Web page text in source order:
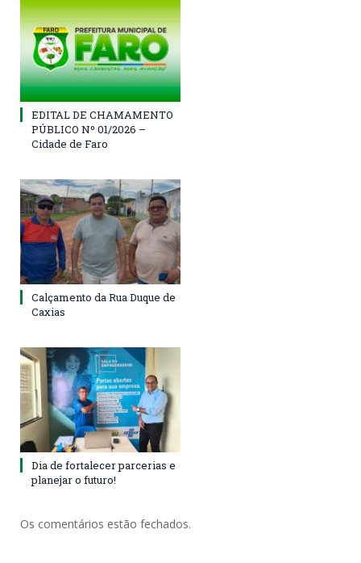
EDITAL DE CHAMAMENTO
PÚBLICO Nº 01/2026 –
Cidade de Faro
Calçamento da Rua Duque de
Caxias
Dia de fortalecer parcerias e
planejar o futuro!
Os comentários estão fechados.